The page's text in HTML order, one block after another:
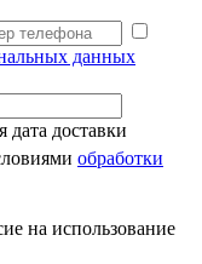
данных
дата доставки
обработки
на использование